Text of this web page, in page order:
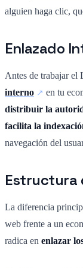
alguien haga clic,
Enlazado
Antes de trabajar el
interno
en tu
distribuir la
facilita la
navegación del
Estructura
La diferencia
web frente a un
radica en enlazar